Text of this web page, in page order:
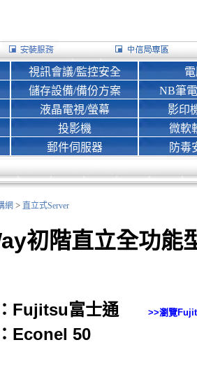
視訊會議/監控安全
儲存設備/備份方案
液晶電視/螢幕
投影機
郵件伺服器
NB筆
影印
微軟
防毒
網 > 直立式Server
初階直立全功能
Fujitsu富士通 >>瀏覽
Econel 50